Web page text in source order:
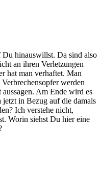
hinauswillst. Da sind also
an ihren Verletzungen
hat man verhaftet. Man
werden
Am Ende wird es
jetzt in Bezug auf die damals
Ich verstehe nicht,
Worin siehst Du hier eine